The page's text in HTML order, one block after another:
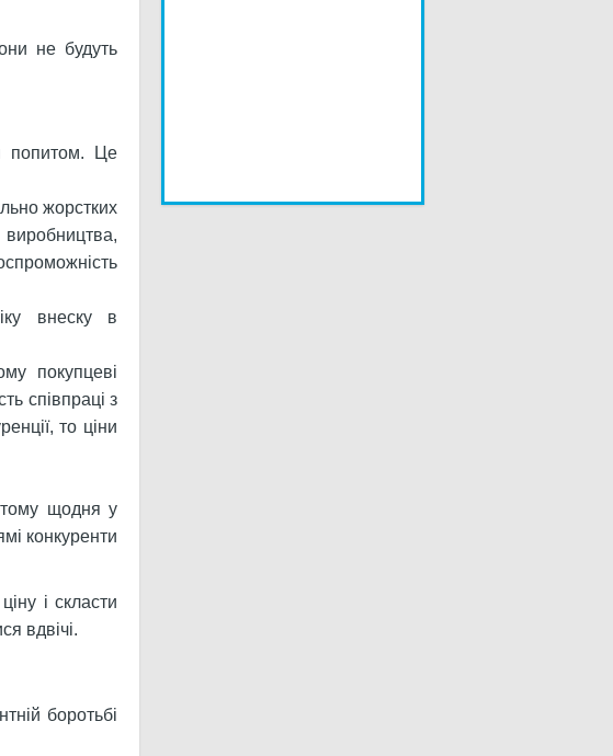
не будуть
попитом. Це
жорстких
внеску в
покупцеві
співпраці з
то ціни
тому щодня у
конкуренти
і скласти
вдвічі.
боротьбі